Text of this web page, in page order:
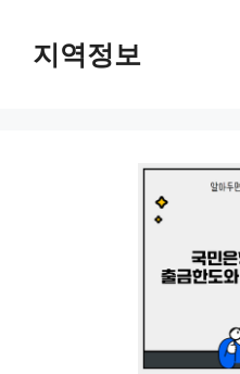
지역정보